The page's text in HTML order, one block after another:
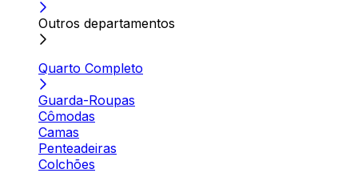
Outros departamentos
Quarto Completo
Guarda-Roupas
Cômodas
Camas
Penteadeiras
Colchões